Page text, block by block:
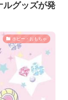
ルグッズが発
ホビー・おもちゃ